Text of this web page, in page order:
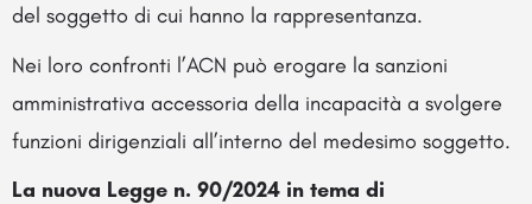
del soggetto di cui hanno la rappresentanza.
Nei loro confronti l’ACN può erogare la sanzioni
amministrativa accessoria della incapacità a svolgere
funzioni dirigenziali all’interno del medesimo soggetto.
La nuova Legge n. 90/2024 in tema di